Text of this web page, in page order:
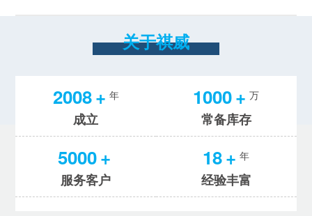
关于祺威
2008+ 年
成立
1000+ 万
常备库存
5000+
服务客户
18+ 年
经验丰富